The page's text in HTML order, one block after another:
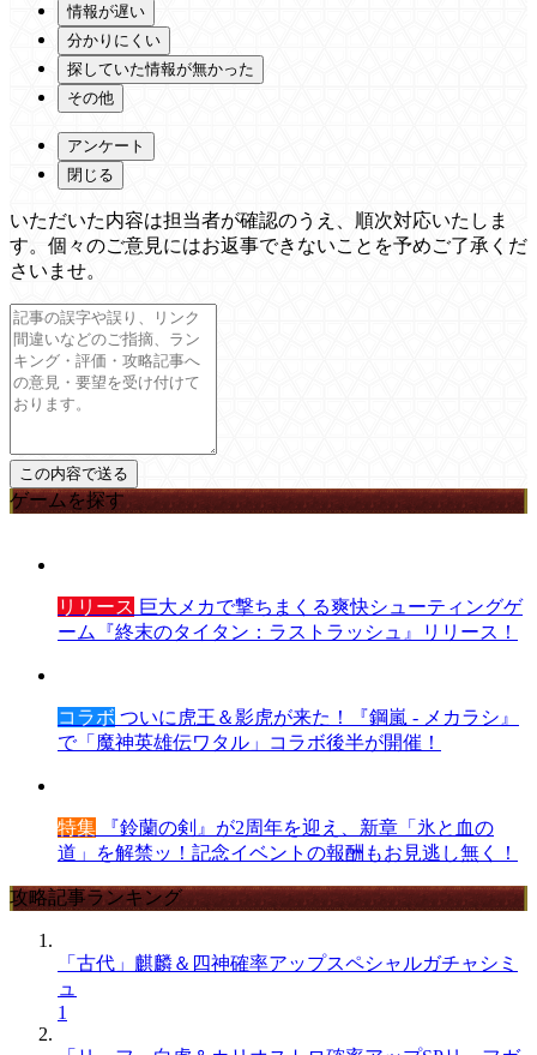
情報が遅い
分かりにくい
探していた情報が無かった
その他
アンケート
閉じる
いただいた内容は担当者が確認のうえ、順次対応いたしま
す。個々のご意見にはお返事できないことを予めご了承くだ
さいませ。
ゲームを探す
リリース 巨大メカで撃ちまくる爽快シューティングゲ
ーム『終末のタイタン：ラストラッシュ』リリース！
コラボ ついに虎王＆影虎が来た！『鋼嵐 - メカラシ』
で「魔神英雄伝ワタル」コラボ後半が開催！
特集 『鈴蘭の剣』が2周年を迎え、新章「氷と血の
道」を解禁ッ！記念イベントの報酬もお見逃し無く！
攻略記事ランキング
「古代」麒麟＆四神確率アップスペシャルガチャシミ
ュ
1